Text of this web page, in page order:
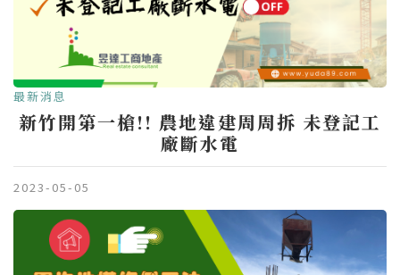
最新消息
新竹開第一槍!! 農地違建周周拆 未登記工
廠斷水電
2023-05-05